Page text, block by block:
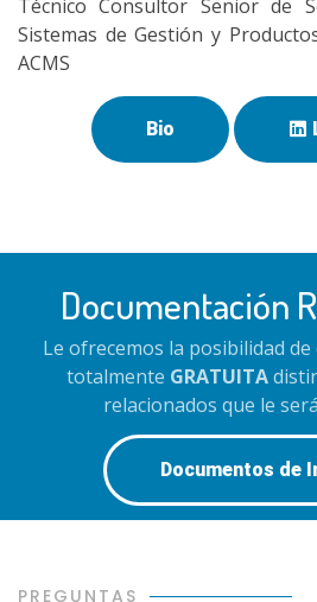
Técnico Consultor Senior de
Sistemas de Gestión y
ACMS
Bio
Documentación
Le ofrecemos la posibilidad
totalmente GRATUITA
relacionados que le
Documentos de
PREGUNTAS